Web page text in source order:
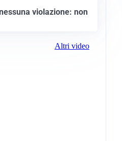
violazione: non
Altri video